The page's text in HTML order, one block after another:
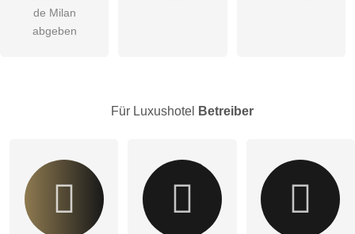
öffentliche Frage stellen
Hinweis:
de Milan
abgeben
Für Luxushotel Betreiber